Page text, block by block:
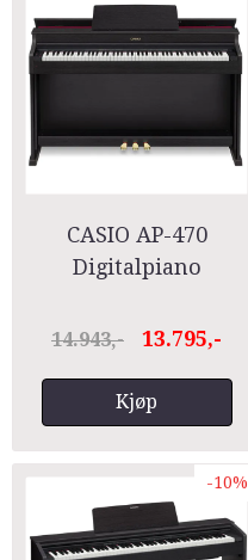
CASIO AP-470
Digitalpiano
14.943,- 13.795,-
Kjøp
-10%